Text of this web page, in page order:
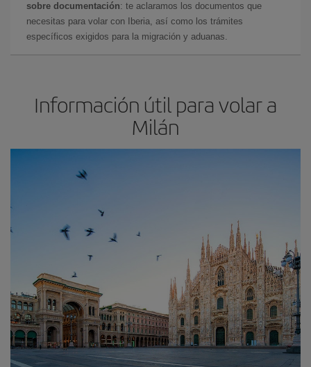
sobre documentación: te aclaramos los documentos que
necesitas para volar con Iberia, así como los trámites
específicos exigidos para la migración y aduanas.
Información útil para volar a
Milán